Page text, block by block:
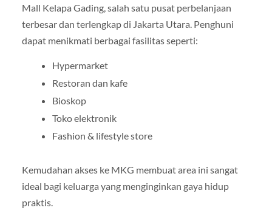
Mall Kelapa Gading, salah satu pusat perbelanjaan
terbesar dan terlengkap di Jakarta Utara. Penghuni
dapat menikmati berbagai fasilitas seperti:
Hypermarket
Restoran dan kafe
Bioskop
Toko elektronik
Fashion & lifestyle store
Kemudahan akses ke MKG membuat area ini sangat
ideal bagi keluarga yang menginginkan gaya hidup
praktis.